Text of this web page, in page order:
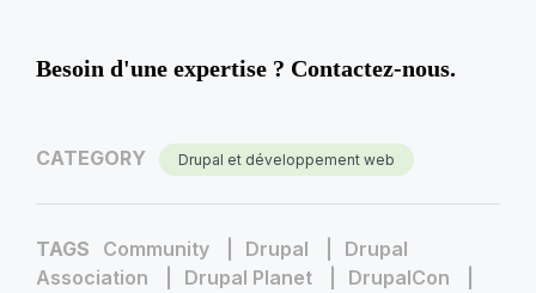
Besoin d'une expertise ? Contactez-nous.
CATEGORY Drupal et développement web
TAGS Community Drupal
Drupal
Association
Drupal Planet
DrupalCon